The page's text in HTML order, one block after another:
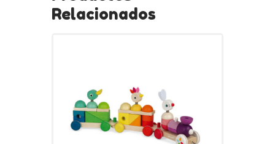
Relacionados